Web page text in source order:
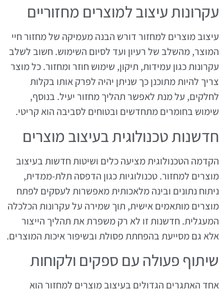
עקרונות עיצוב למוצרים מחזוריים
עיצוב מוצרים למחזור דורש הבנה מעמיקה של מחזור חיי
המוצר, מהשלב של רעיון ועד לסיום השימוש. חשוב לשלב
עקרונות כגון עמידות, תיקון, שימוש חוזר ומחזור. כל מוצר
צריך להיות מתוכנן כך שניתן יהיה לפרק אותו בקלות
לחלקים, על מנת לאפשר תהליך מחזור יעיל. בנוסף,
שימוש בחומרים מתחדשים ובטוחים לסביבה הוא קריטי.
חדשנות טכנולוגית בעיצוב מוצרים
הקדמה הטכנולוגית מציעה כלים ושיטות חדשות בעיצוב
מוצרים למחזור. טכנולוגיות כגון הדפסה תלת-ממדית,
ניתוח נתונים ובינה מלאכותית מאפשרות לעסקים לפתח
מוצרים מותאמים אישית, תוך שמירה על עקרונות הכלכלה
המעגלית. חדשנות זו לא רק משפרת את תהליך הייצור
אלא גם מסייעת בהפחתת פסולת ובשיפור איכות המוצרים.
שיתוף פעולה עם ספקים ולקוחות
אחד האתגרים הגדולים בעיצוב מוצרים למחזור הוא